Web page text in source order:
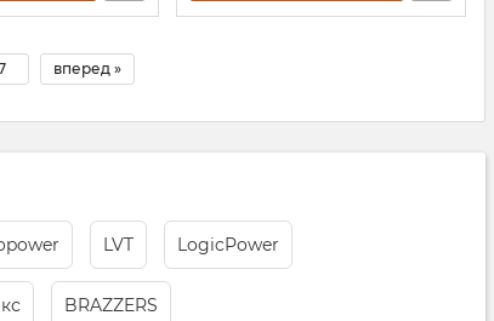
вперед »
LVT LogicPower
BRAZZERS